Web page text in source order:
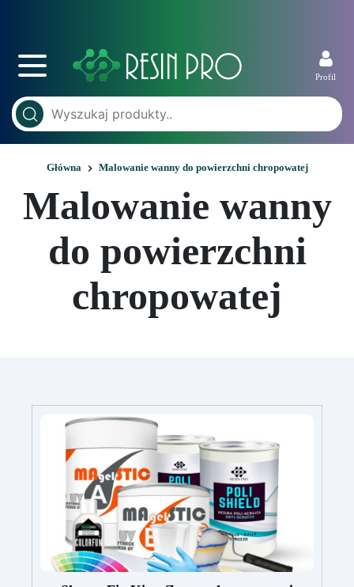
Profil
Główna Malowanie wanny do powierzchni chropowatej
Malowanie wanny
do powierzchni
chropowatej